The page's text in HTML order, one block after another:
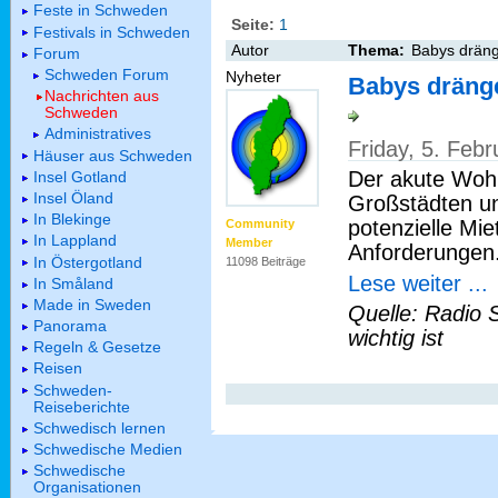
Seite: 1
Autor
Thema: Babys
Nyheter
Community
Member
11098 Beiträge
Babys
Friday, 5.
Der akute
Großstädten
potenzielle
Lese weiter ...
Quelle: Radio
wichtig ist
Feste in Schweden
Festivals in Schweden
Forum
Schweden Forum
Nachrichten aus
Schweden
Administratives
Häuser aus Schweden
Insel Gotland
Insel Öland
In Blekinge
In Lappland
In Östergotland
In Småland
Made in Sweden
Panorama
Regeln & Gesetze
Reisen
Schweden-
Reiseberichte
Schwedisch lernen
Schwedische Medien
Schwedische
Organisationen